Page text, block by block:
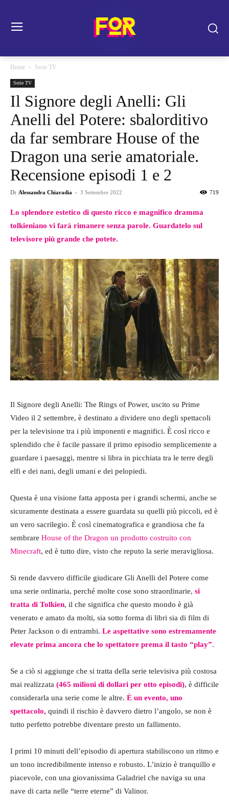
Home Serie TV
Serie TV
Il Signore degli Anelli: Gli
Anelli del Potere: sbalorditivo
da far sembrare House of the
Dragon una serie amatoriale.
Recensione episodi 1 e 2
Di Alessandra Chiaradia - 3 Settembre 2022 719
Lo splendore estetico di questo ricco e magnifico dramma
tolkieniano vi farà rimanere senza parole. Guardatelo sul
televisore più grande che potete.
Il Signore degli Anelli: The Rings of Power, uscito su Prime
Video il 2 settembre, è destinato a dividere uno degli spettacoli
per la televisione tra i più imponenti e magnifici. È così ricco e
splendido che è facile passare il primo episodio semplicemente a
guardare i paesaggi, mentre si libra in picchiata tra le terre degli
elfi e dei nani, degli umani e dei pelopiedi.
Questa è una visione fatta apposta per i grandi schermi, anche se
sicuramente destinata a essere guardata su quelli più piccoli, ed è
un vero sacrilegio. È così cinematografica e grandiosa che fa
sembrare House of the Dragon un prodotto costruito con
Minecraft, ed è tutto dire, visto che reputo la serie meravigliosa.
Si rende davvero difficile giudicare Gli Anelli del Potere come
una serie ordinaria, perché molte cose sono straordinarie, si
tratta di Tolkien, il che significa che questo mondo è già
venerato e amato da molti, sia sotto forma di libri sia di film di
Peter Jackson o di entrambi. Le aspettative sono estremamente
elevate prima ancora che lo spettatore prema il tasto “play”.
Se a ciò si aggiunge che si tratta della serie televisiva più costosa
mai realizzata (465 milioni di dollari per otto episodi), è difficile
considerarla una serie come le altre. È un evento, uno
spettacolo, quindi il rischio è davvero dietro l’angolo, se non è
tutto perfetto potrebbe diventare presto un fallimento.
I primi 10 minuti dell’episodio di apertura stabiliscono un ritmo e
un tono incredibilmente intenso e robusto. L’inizio è tranquillo e
piacevole, con una giovanissima Galadriel che naviga su una
nave di carta nelle “terre eterne” di Valinor.